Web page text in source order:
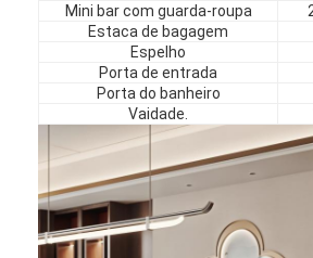
Mini bar com guarda-roupa
Estaca de bagagem
Espelho
Porta de entrada
Porta do banheiro
Vaidade.